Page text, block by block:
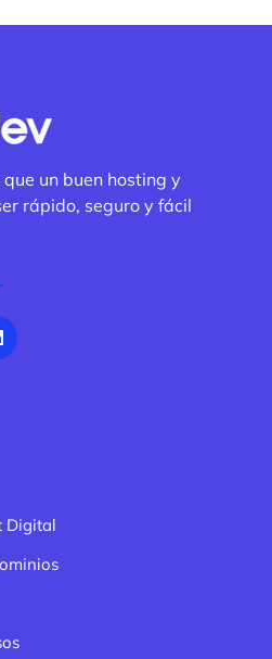
un buen hosting y
rápido, seguro y fácil
Digital